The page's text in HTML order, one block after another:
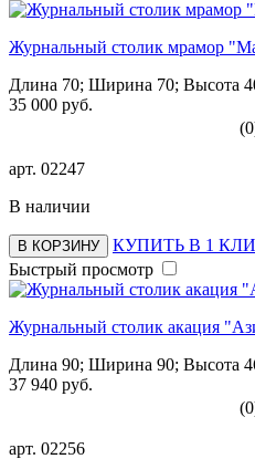
Журнальный столик мрамор
Длина 70; Ширина 70; Высота
35 000 руб.
арт. 02247
В наличии
В КОРЗИНУ
КУПИТЬ В 1
Быстрый просмотр
Журнальный столик акация
Длина 90; Ширина 90; Высота
37 940 руб.
арт. 02256